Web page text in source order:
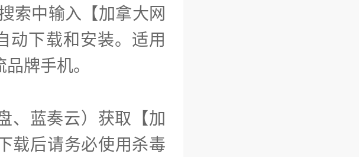
索中输入【加拿大网
动下载和安装。适用
牌手机。
、蓝奏云）获取【加
载后请务必使用杀毒